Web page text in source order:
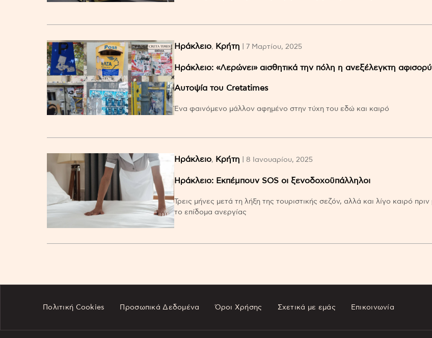
Ηράκλειο, Κρήτη | 7 Μαρτίου, 2025
Ηράκλειο: «Λερώνει» αισθητικά την πόλη η ανεξέλεγκτη
Αυτoψία του Cretatimes
Ένα φαινόμενο μάλλον αφημένο στην τύχη του εδώ και καιρό
Ηράκλειο, Κρήτη | 8 Ιανουαρίου, 2025
Ηράκλειο: Eκπέμπουν SOS οι ξενοδοχοϋπάλληλοι
Τρεις μήνες μετά τη λήξη της τουριστικής σεζόν, αλλά και λίγο καιρό πριν
το επίδομα ανεργίας
Πολιτική Cookies Προσωπικά Δεδομένα Όροι Χρήσης Σχετικά με εμάς Επικοινωνία